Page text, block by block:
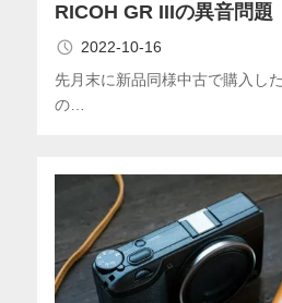
RICOH GR IIIの異音問題
2022-10-16
先月末に新品同様中古で購入し
の…